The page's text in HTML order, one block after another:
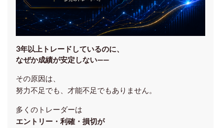
3年以上トレードしているのに、
なぜか成績が安定しない——
その原因は、
努力不足でも、才能不足でもありません。
多くのトレーダーは
エントリー・利確・損切が